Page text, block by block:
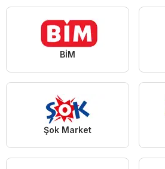
BİM
Şok Market